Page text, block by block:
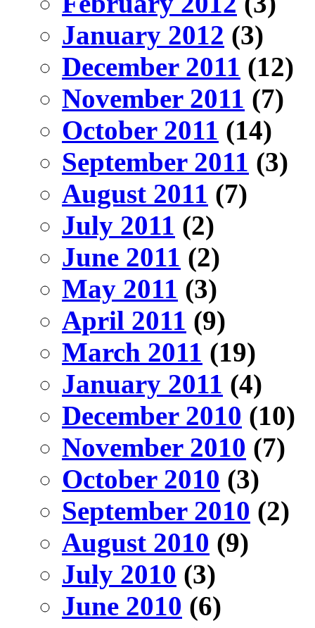
January 2012 (3)
December 2011 (12)
November 2011 (7)
October 2011 (14)
September 2011 (3)
August 2011 (7)
July 2011 (2)
June 2011 (2)
May 2011 (3)
April 2011 (9)
March 2011 (19)
January 2011 (4)
December 2010 (10)
November 2010 (7)
October 2010 (3)
September 2010 (2)
August 2010 (9)
July 2010 (3)
June 2010 (6)